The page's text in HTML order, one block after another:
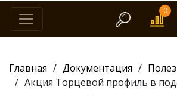
0
Главная Документация
Акция Торцевой профиль в